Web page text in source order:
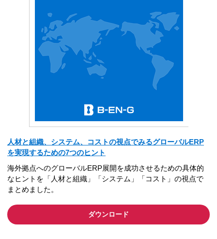
人材と組織、システム、コストの視点でみるグローバルERP
を実現するための7つのヒント
海外拠点へのグローバルERP展開を成功させるための具体的
なヒントを「人材と組織」「システム」「コスト」の視点で
まとめました。
ダウンロード